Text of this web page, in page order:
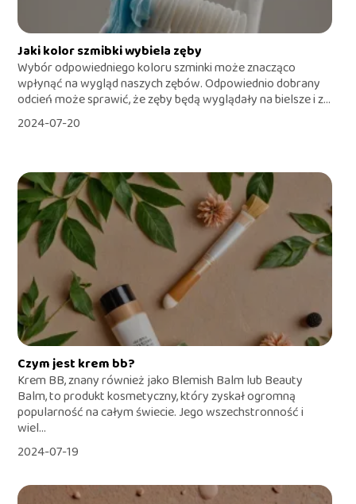
Jaki kolor szmibki wybiela zęby
Wybór odpowiedniego koloru szminki może znacząco
wpłynąć na wygląd naszych zębów. Odpowiednio dobrany
odcień może sprawić, że zęby będą wyglądały na bielsze i z...
2024-07-20
Czym jest krem bb?
Krem BB, znany również jako Blemish Balm lub Beauty
Balm, to produkt kosmetyczny, który zyskał ogromną
popularność na całym świecie. Jego wszechstronność i
wiel...
2024-07-19